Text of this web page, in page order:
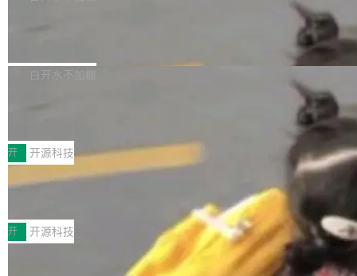
个主 agent 循环，外加一组后台 agent。这些后
库，并将作为transport接入Mooncake TENT。
MPComm将作为一种传输引擎接入Mooncake T
ENT，实现零拷贝传输性能提升30%、非零拷贝
传输性能最高提升5倍。UCL-MPComm底层基
于自研UCL-Engine通信引擎，后续腾讯网平将
持续开源更多基于UCL-Engine的高性能通信组
件。 腾讯网平团队在UCL-MPComm中实现了一
个独立于业务线程的全局通信引擎（Engine），
白开水不加糖
型案例入选名单》，深信服“面向企业研发场景的
开源 AI 编程平台 CoStrict 应用”凭借卓越的技术
创新与落地成效成功入选。 全链路私有化部署，
助力企业AI研发安全落地 当前，越来越多企业已
经开始引入 AI Coding 工具，通过调用公有云模
型或企业内部部署模型提升研发效率。但随着 AI
Coding 从个人辅助工具逐步走向团队级、组织
开 开源科技
深信服AI算力网关入选工信部人工智能
前不久，工业和信息化部正式发布《2025年人工
智能应用典型案例名单》，集中展示人工智能在
各领域的应用成果，覆盖技术底座、行业赋能、
产品应用、支撑保障、专题等五大方向。深信服
开 开源科技
Jeff Dean 离开 Google：一个时代的结